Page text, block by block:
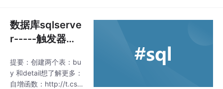
数据库sqlserve
r-----触发器的
除
提要：创建两个表：bu
y 和detail想了解更多：
自增函数：http://t.csd